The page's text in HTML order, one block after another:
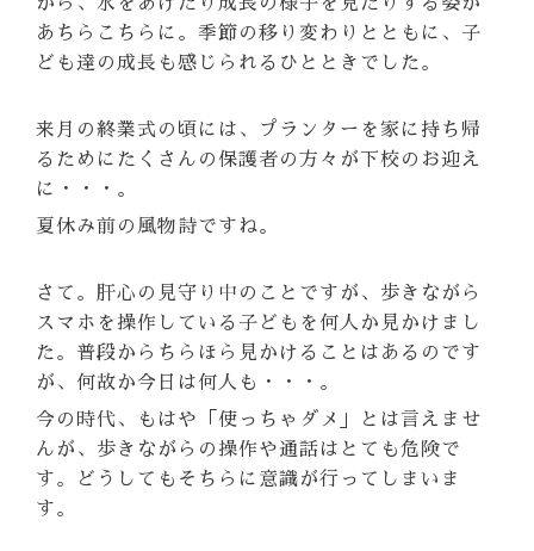
がら、水をあげたり成長の様子を見たりする姿が
あちらこちらに。季節の移り変わりとともに、子
ども達の成長も感じられるひとときでした。
来月の終業式の頃には、プランターを家に持ち帰
るためにたくさんの保護者の方々が下校のお迎え
に・・・。
夏休み前の風物詩ですね。
さて。肝心の見守り中のことですが、歩きながら
スマホを操作している子どもを何人か見かけまし
た。普段からちらほら見かけることはあるのです
が、何故か今日は何人も・・・。
今の時代、もはや「使っちゃダメ」とは言えませ
んが、歩きながらの操作や通話はとても危険で
す。どうしてもそちらに意識が行ってしまいま
す。